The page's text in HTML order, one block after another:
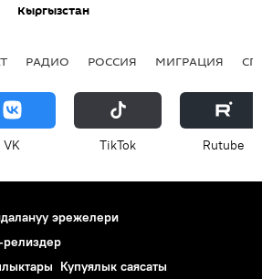
Кыргызстан
РАДИО РОССИЯ МИГРАЦИЯ
VK ТikТоk Rutube
эрежелери
Купуялык саясаты